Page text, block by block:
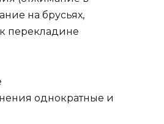
на брусьях,
перекладине
однократные и